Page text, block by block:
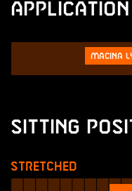
Application
Macina
Sitting
Stretched